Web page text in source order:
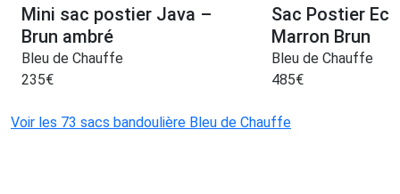
Mini sac postier Java –
Brun ambré
Bleu de Chauffe
235€
Sac Postier
Marron Brun
Bleu de Chauffe
485€
Voir les 73 sacs bandoulière Bleu de Chauffe